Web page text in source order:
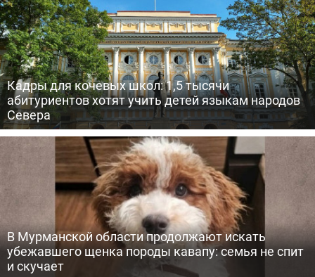
Кадры для кочевых школ: 1,5 тысячи
абитуриентов хотят учить детей языкам народов
Севера
В Мурманской области продолжают искать
убежавшего щенка породы кавапу: семья не спит
и скучает